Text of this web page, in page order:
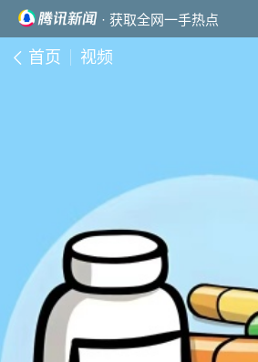
· 获取全网一手热点
首页 视频